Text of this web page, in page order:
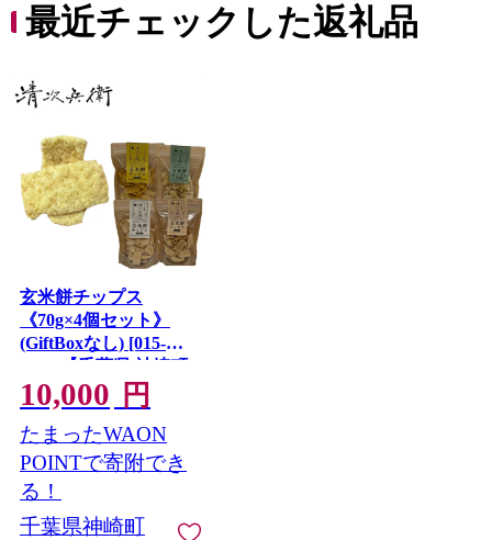
最近チェックした返礼品
玄米餅チップス
《70g×4個セット》
(GiftBoxなし) [015-
a008]【千葉県 神崎町
ふるさと納税】
10,000 円
たまったWAON
POINTで寄附でき
る！
千葉県神崎町